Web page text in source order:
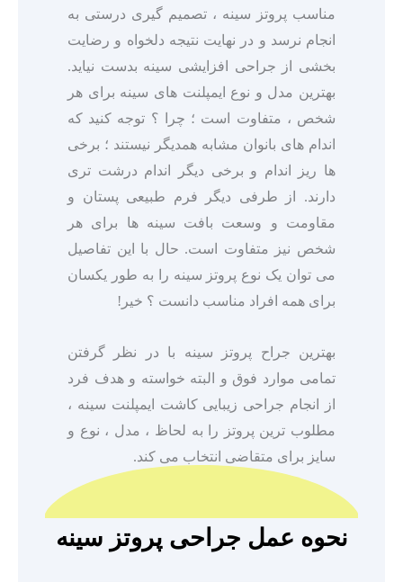
مناسب پروتز سینه ، تصمیم گیری درستی به
انجام نرسد و در نهایت نتیجه دلخواه و رضایت
بخشی از جراحی افزایشی سینه بدست نیاید.
بهترین مدل و نوع ایمپلنت های سینه برای هر
شخص ، متفاوت است ؛ چرا ؟ توجه کنید که
اندام های بانوان مشابه همدیگر نیستند ؛ برخی
ها ریز اندام و برخی دیگر اندام درشت تری
دارند. از طرفی دیگر فرم طبیعی پستان و
مقاومت و وسعت بافت سینه ها برای هر
شخص نیز متفاوت است. حال با این تفاصیل
می توان یک نوع پروتز سینه را به طور یکسان
برای همه افراد مناسب دانست ؟ خیر!
بهترین جراح پروتز سینه با در نظر گرفتن
تمامی موارد فوق و البته خواسته و هدف فرد
از انجام جراحی زیبایی کاشت ایمپلنت سینه ،
مطلوب ترین پروتز را به لحاظ ، مدل ، نوع و
سایز برای متقاضی انتخاب می کند.
نحوه عمل جراحی پروتز سینه